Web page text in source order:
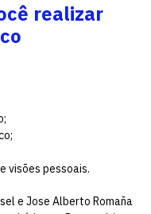
realizar
visões pessoais.
e Jose Alberto Romaña